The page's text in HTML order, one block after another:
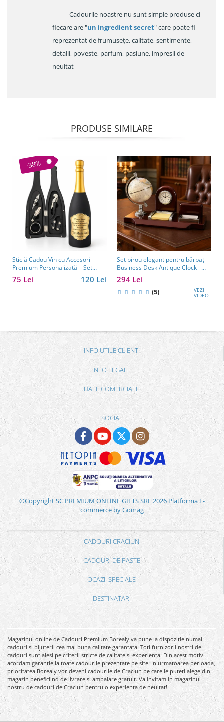
Cadourile noastre nu sunt simple produse ci
fiecare are "un ingredient secret" care poate fi
reprezentat de frumusețe, calitate, sentimente,
detalii, poveste, parfum, pasiune, impresii de
neuitat
PRODUSE SIMILARE
-38%
Sticlă Cadou Vin cu Accesorii
Premium Personalizată – Set
Elegant pentru Bărbați
120 Lei
75 Lei
Set birou elegant pentru bărbați
Business Desk Antique Clock –
cadou premium pentru șef, soț
sau partener de afaceri
294 Lei
(5) VEZI
VIDEO
INFO UTILE CLIENTI
INFO LEGALE
DATE COMERCIALE
SOCIAL
©Copyright SC PREMIUM ONLINE GIFTS SRL 2026 Platforma E-
commerce by Gomag
CADOURI CRACIUN
CADOURI DE PASTE
OCAZII SPECIALE
DESTINATARI
Magazinul online de Cadouri Premium Borealy va pune la dispozitie numai
cadouri si bijuterii cea mai buna calitate garantata. Toti furnizorii nostri de
cadouri sunt alesi pe criterii stricte de calitate si experienta. Din acest motiv
acordam garantie la toate cadourile prezentate pe site. In urmatoarea perioada,
prioritatea Borealy vor deveni cadourile de Craciun pe care le puteti alege din
magazin beneficiind de livrare si ambalare gratuit. Va invitam in magazinul
nostru de cadouri de Craciun pentru o experienta de neuitat!